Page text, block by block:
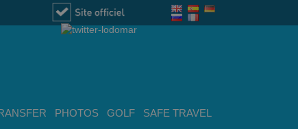
PHOTOS GOLF
SAFE TRAVEL